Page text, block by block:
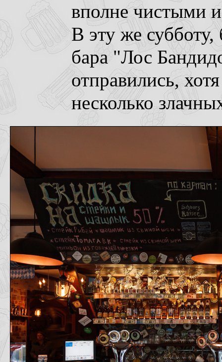
вполне чистыми
В эту же
бара "Лос
отправились,
несколько